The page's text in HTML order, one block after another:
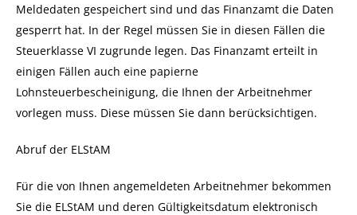
Meldedaten gespeichert sind und das Finanzamt die Daten
gesperrt hat. In der Regel müssen Sie in diesen Fällen die
Steuerklasse VI zugrunde legen. Das Finanzamt erteilt in
einigen Fällen auch eine papierne
Lohnsteuerbescheinigung, die Ihnen der Arbeitnehmer
vorlegen muss. Diese müssen Sie dann berücksichtigen.
Abruf der ELStAM
Für die von Ihnen angemeldeten Arbeitnehmer bekommen
Sie die ELStAM und deren Gültigkeitsdatum elektronisch